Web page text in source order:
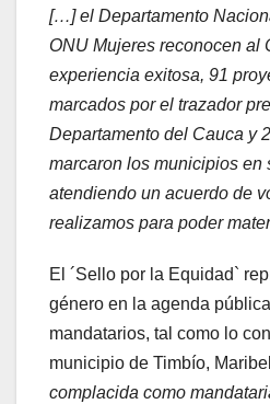
[…] el Departamento
ONU Mujeres reconocen al
experiencia exitosa, 91
marcados por el trazador
Departamento del Cauca y
marcaron los municipios en
atendiendo un acuerdo de
realizamos para poder
El ´Sello por la Equidad`
género en la agenda
mandatarios, tal como lo
municipio de Timbío,
complacida como